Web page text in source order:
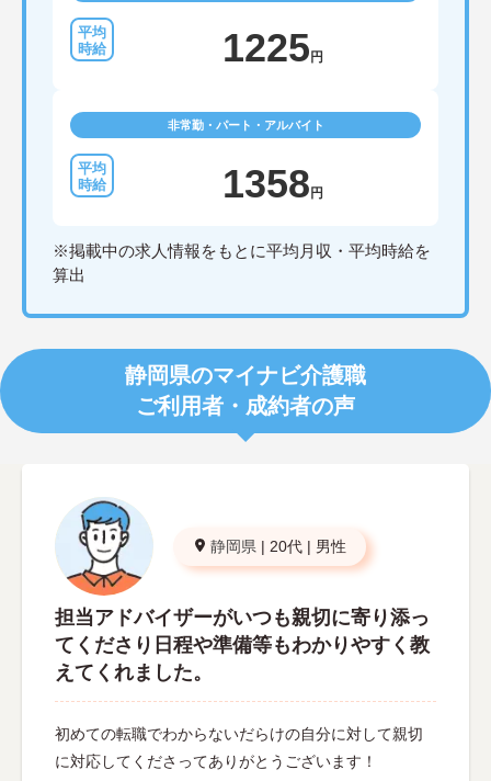
1225 円
非常勤・パート・アルバイト
1358 円
※掲載中の求人情報をもとに平均月収・平均時給を
算出
静岡県のマイナビ介護職
ご利用者・成約者の声
静岡県 | 20代 | 男性
担当アドバイザーがいつも親切に寄り添っ
てくださり日程や準備等もわかりやすく教
えてくれました。
初めての転職でわからないだらけの自分に対して親切
に対応してくださってありがとうございます！